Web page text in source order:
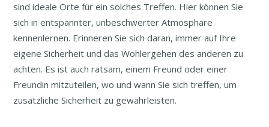
sind ideale Orte für ein solches Treffen. Hier können Sie
sich in entspannter, unbeschwerter Atmosphäre
kennenlernen. Erinneren Sie sich daran, immer auf Ihre
eigene Sicherheit und das Wohlergehen des anderen zu
achten. Es ist auch ratsam, einem Freund oder einer
Freundin mitzuteilen, wo und wann Sie sich treffen, um
zusätzliche Sicherheit zu gewährleisten.